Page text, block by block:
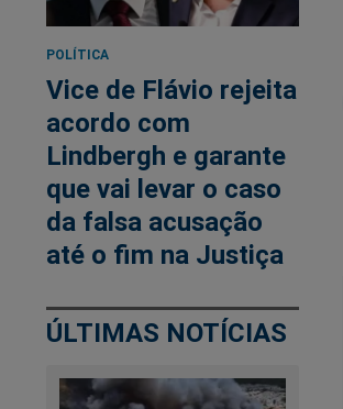
POLÍTICA
Vice de Flávio rejeita
acordo com
Lindbergh e garante
que vai levar o caso
da falsa acusação
até o fim na Justiça
ÚLTIMAS NOTÍCIAS